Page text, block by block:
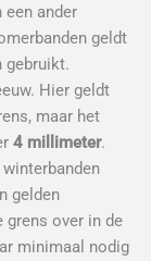
een ander
geldt
gebruikt.
Hier geldt
maar het
4 millimeter.
gelden
grens over in de
minimaal nodig